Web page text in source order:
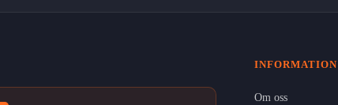
INFORMATION
Om oss